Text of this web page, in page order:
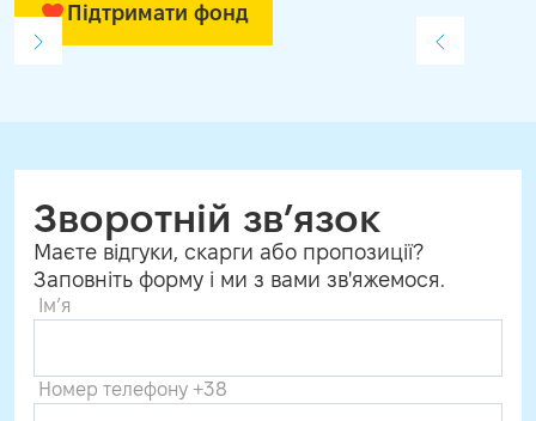
Підтримати фонд
Зворотній зв’язок
Маєте відгуки, скарги або пропозиції?
Заповніть форму і ми з вами зв'яжемося.
Ім’я
Номер телефону +38